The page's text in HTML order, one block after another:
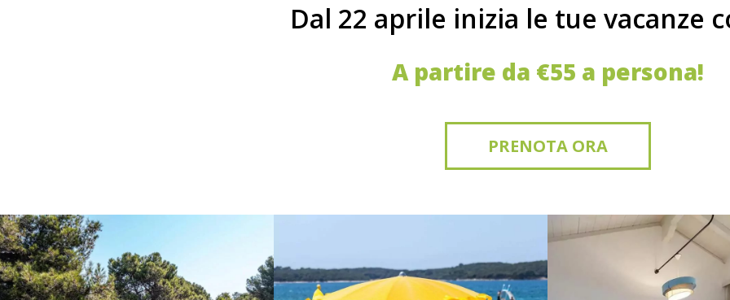
Dal 22 aprile inizia le tue vacanze
A partire da €55 a persona!
PRENOTA ORA